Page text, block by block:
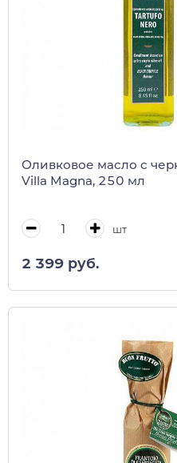
Оливковое масло с
Villa Magna, 250 мл
шт
2 399 руб.